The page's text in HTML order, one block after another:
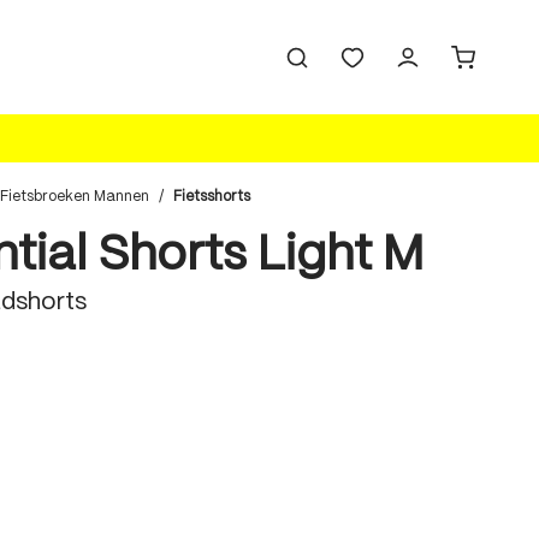
Fietsbroeken Mannen / Fietsshorts
Shorts Light M
is momenteel niet beschikbaar.)